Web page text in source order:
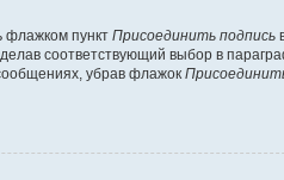
флажком пункт Присоединить подпись
соответствующий выбор в
убрав флажок